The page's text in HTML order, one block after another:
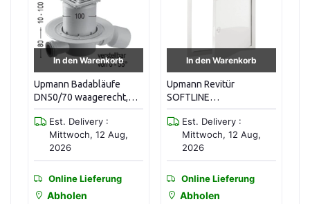
In den Warenkorb
Upmann Revitür
SOFTLINE
40 cmEst. Delivery :
Mittwoch, 12 Aug,
2026
Online Lieferung
Abholen
In den Warenkorb
Upmann Revisionstür
SOFTLINE
25 cmEst. Delivery :
Mittwoch, 12 Aug,
2026
Online Lieferung
Abholen